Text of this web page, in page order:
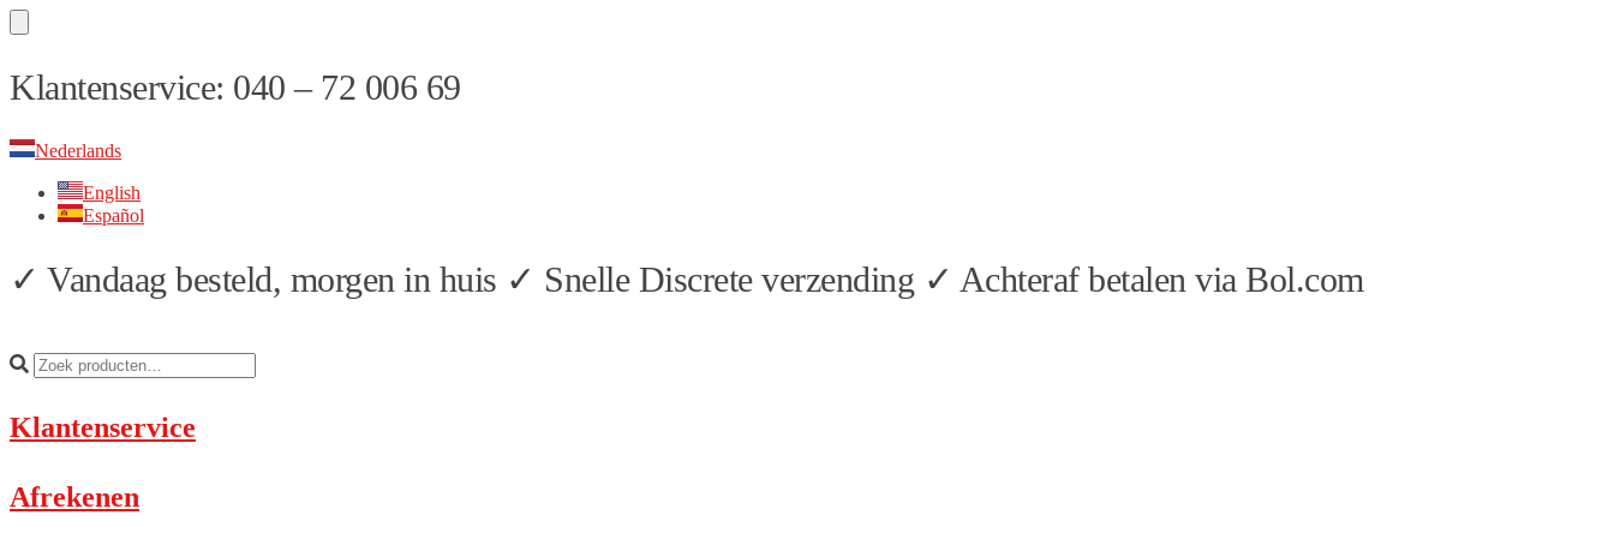
Skip
to
Skip
to
Klantenservice: 040 – 72 006 69
Nederlands
English
Español
✓ Vandaag besteld, morgen in huis ✓ Snelle Discrete verzending ✓ Achteraf betalen via Bol.com
Klantenservice
Afrekenen